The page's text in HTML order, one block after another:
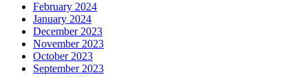
February 2024
January 2024
December 2023
November 2023
October 2023
September 2023